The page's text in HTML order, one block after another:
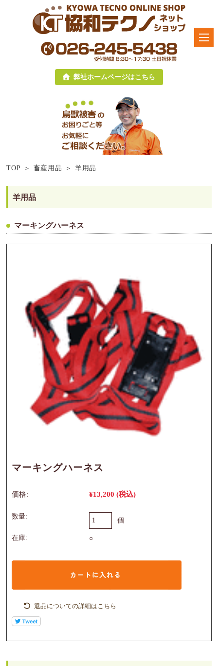
弊社ホームページはこちら
TOP 畜産用品 羊用品
羊用品
マーキングハーネス
マーキングハーネス
価格: ¥13,200 (税込)
数量:
個
在庫: ○
返品についての詳細はこちら